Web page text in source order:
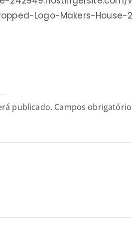
Logo-Makers-House-
publicado. Campos